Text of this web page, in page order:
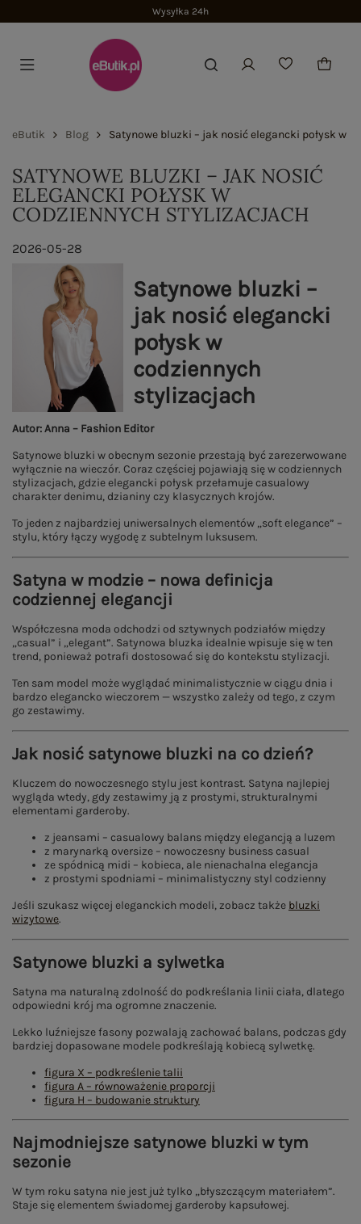
Wysyłka 24h
eButik Blog Satynowe bluzki – jak nosić elegancki połysk w
SATYNOWE BLUZKI – JAK NOSIĆ
ELEGANCKI POŁYSK W
CODZIENNYCH STYLIZACJACH
2026-05-28
Satynowe bluzki –
jak nosić elegancki
połysk w
codziennych
stylizacjach
Autor: Anna – Fashion Editor
Satynowe bluzki w obecnym sezonie przestają być zarezerwowane
wyłącznie na wieczór. Coraz częściej pojawiają się w codziennych
stylizacjach, gdzie elegancki połysk przełamuje casualowy
charakter denimu, dzianiny czy klasycznych krojów.
To jeden z najbardziej uniwersalnych elementów „soft elegance” –
stylu, który łączy wygodę z subtelnym luksusem.
Satyna w modzie – nowa definicja
codziennej elegancji
Współczesna moda odchodzi od sztywnych podziałów między
„casual” i „elegant”. Satynowa bluzka idealnie wpisuje się w ten
trend, ponieważ potrafi dostosować się do kontekstu stylizacji.
Ten sam model może wyglądać minimalistycznie w ciągu dnia i
bardzo elegancko wieczorem — wszystko zależy od tego, z czym
go zestawimy.
Jak nosić satynowe bluzki na co dzień?
Kluczem do nowoczesnego stylu jest kontrast. Satyna najlepiej
wygląda wtedy, gdy zestawimy ją z prostymi, strukturalnymi
elementami garderoby.
z jeansami – casualowy balans między elegancją a luzem
z marynarką oversize – nowoczesny business casual
ze spódnicą midi – kobieca, ale nienachalna elegancja
z prostymi spodniami – minimalistyczny styl codzienny
Jeśli szukasz więcej eleganckich modeli, zobacz także bluzki
wizytowe.
Satynowe bluzki a sylwetka
Satyna ma naturalną zdolność do podkreślania linii ciała, dlatego
odpowiedni krój ma ogromne znaczenie.
Lekko luźniejsze fasony pozwalają zachować balans, podczas gdy
bardziej dopasowane modele podkreślają kobiecą sylwetkę.
figura X – podkreślenie talii
figura A – równoważenie proporcji
figura H – budowanie struktury
Najmodniejsze satynowe bluzki w tym
sezonie
W tym roku satyna nie jest już tylko „błyszczącym materiałem”.
Staje się elementem świadomej garderoby kapsułowej.